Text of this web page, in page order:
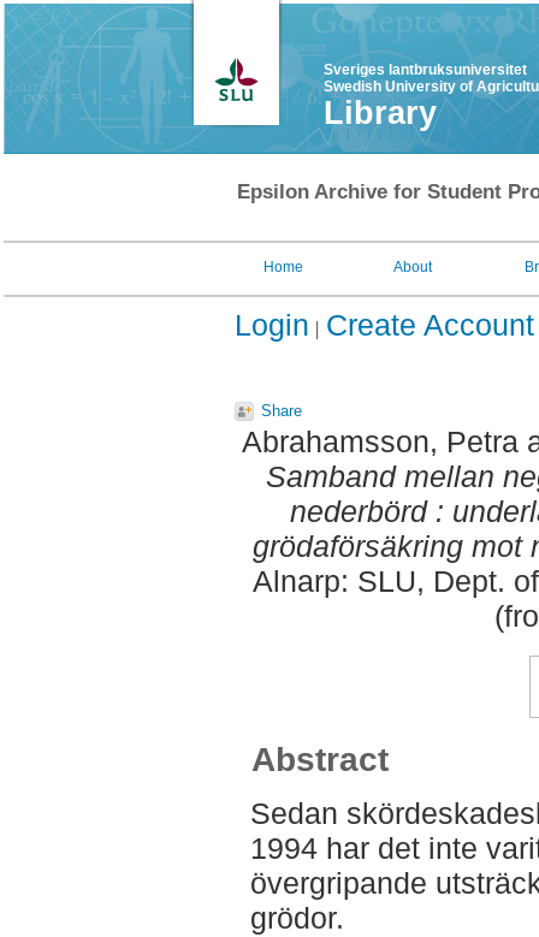
Sveriges lantbruksuniversitet
Swedish University of
Library
Epsilon Archive for Student
Home About
Login Create Account
Share
Abrahamsson, Petra
Samband mellan
nederbörd :
grödaförsäkring mot
Alnarp: SLU, Dept.
Abstract
Sedan
1994 har det inte
övergripande
grödor.